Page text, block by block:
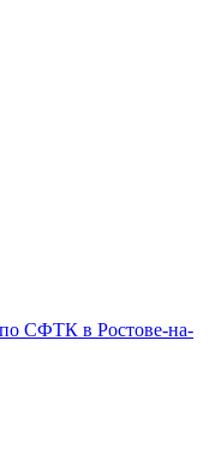
по СФТК в Ростове-на-